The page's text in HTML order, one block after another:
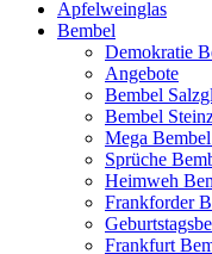
Apfelweinglas
Bembel
Demokratie
Angebote
Bembel
Bembel
Mega
Sprüche
Heimweh
Frankforder
Frankfurt